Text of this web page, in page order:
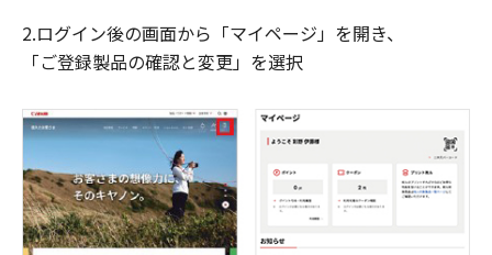
2.ログイン後の画面から「マイページ」を開き、
「ご登録製品の確認と変更」を選択